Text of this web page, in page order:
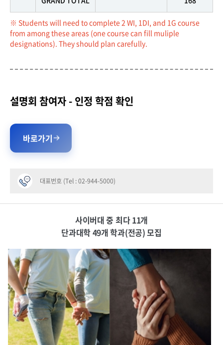
※ Students will need to complete 2 WI, 1DI, and 1G course
from among these areas (one course can fill muliple
designations). They should plan carefully.
설명회 참여자 - 인정 학점 확인
바로가기
대표번호 (Tel : 02-944-5000)
사이버대 중 최다 11개
단과대학 49개 학과(전공) 모집